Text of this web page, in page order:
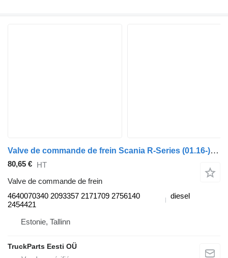
Valve de commande de frein Scania R-Series (01.16-) 4640070340 pour tracteur routier Scania L,P,G,R,S-series (2016-)
80,65 € HT
Valve de commande de frein
4640070340 2093357 2171709 2756140
2454421
diesel
Estonie, Tallinn
TruckParts Eesti OÜ